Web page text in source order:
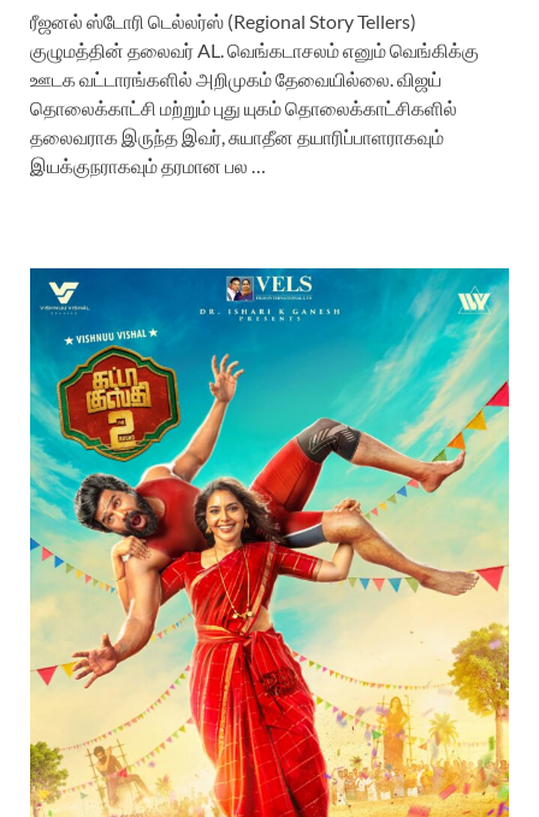
ரீஜனல் ஸ்டோரி டெல்லர்ஸ் (Regional Story Tellers)
குழுமத்தின் தலைவர் AL. வெங்கடாசலம் எனும் வெங்கிக்கு
ஊடக வட்டாரங்களில் அறிமுகம் தேவையில்லை. விஜய்
தொலைக்காட்சி மற்றும் புது யுகம் தொலைக்காட்சிகளில்
தலைவராக இருந்த இவர், சுயாதீன தயாரிப்பாளராகவும்
இயக்குநராகவும் தரமான பல …